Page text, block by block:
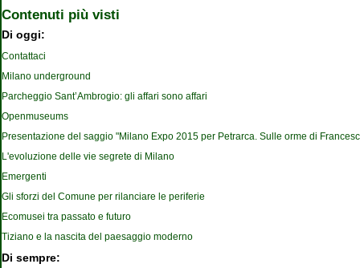
Contenuti più visti
Di oggi:
Contattaci
Milano underground
Parcheggio Sant’Ambrogio: gli affari sono affari
Openmuseums
Presentazione del saggio "Milano Expo 2015 per Petrarca. Sulle orme di
L'evoluzione delle vie segrete di Milano
Emergenti
Gli sforzi del Comune per rilanciare le periferie
Ecomusei tra passato e futuro
Tiziano e la nascita del paesaggio moderno
Di sempre: